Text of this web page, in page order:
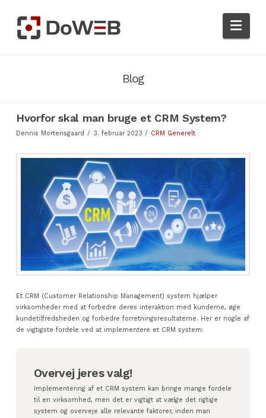
Blog
Hvorfor skal man bruge et CRM System?
Dennis Mortensgaard 3. februar 2023 CRM Generelt
Et CRM (Customer Relationship Management) system hjælper
virksomheder med at forbedre deres interaktion med kunderne, øge
kundetilfredsheden og forbedre forretningsresultaterne. Her er nogle af
de vigtigste fordele ved at implementere et CRM system:
Overvej jeres valg!
Implementering af et CRM system kan bringe mange fordele
til en virksomhed, men det er vigtigt at vælge det rigtige
system og overveje alle relevante faktorer, inden man